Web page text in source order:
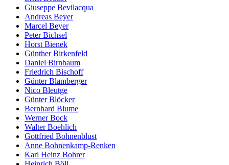
Giuseppe Bevilacqua
Andreas Beyer
Marcel Beyer
Peter Bichsel
Horst Bienek
Günther Birkenfeld
Daniel Birnbaum
Friedrich Bischoff
Günter Blamberger
Nico Bleutge
Günter Blöcker
Bernhard Blume
Werner Bock
Walter Boehlich
Gottfried Bohnenblust
Anne Bohnenkamp-Renken
Karl Heinz Bohrer